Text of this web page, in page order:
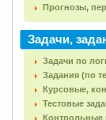
Прогнозы,
Задачи,
Задачи по
Задания (по
Курсовые,
Тестовые
Контрольные